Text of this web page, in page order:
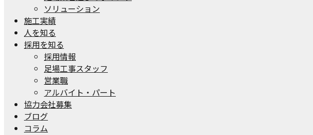
ソリューション
施工実績
人を知る
採用を知る
採用情報
足場工事スタッフ
営業職
アルバイト・パート
協力会社募集
ブログ
コラム